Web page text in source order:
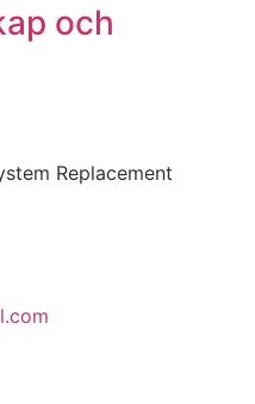
och
Replacement